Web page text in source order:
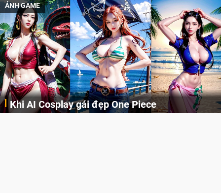
ẢNH GAME
Khi AI Cosplay gái đẹp One Piece